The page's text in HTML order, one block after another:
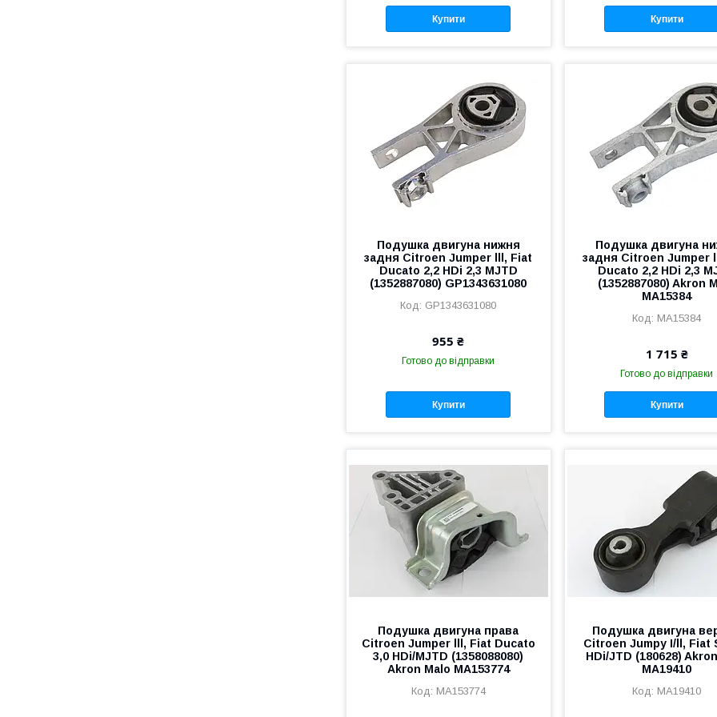
Купити Купити
Подушка двигуна нижня
задня Citroen Jumper lll, Fiat
Ducato 2,2 HDi 2,3 MJTD
(1352887080) GP1343631080
GP1343631080
955 ₴
Готово до відправки
Купити
Подушка двигуна
задня Citroen Jumper
Ducato 2,2 HDi 2,3
(1352887080) Akron
MA15384
MA15384
1 715 ₴
Готово до відправки
Купити
Подушка двигуна права
Citroen Jumper lll, Fiat Ducato
3,0 HDi/MJTD (1358088080)
Akron Malo MA153774
MA153774
Подушка двигуна
Citroen Jumpy I/ll, Fiat
HDi/JTD (180628)
MA19410
MA19410